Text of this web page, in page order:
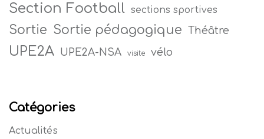
Section Football sections sportives
Sortie Sortie pédagogique Théâtre
UPE2A UPE2A-NSA visite vélo
Catégories
Actualités